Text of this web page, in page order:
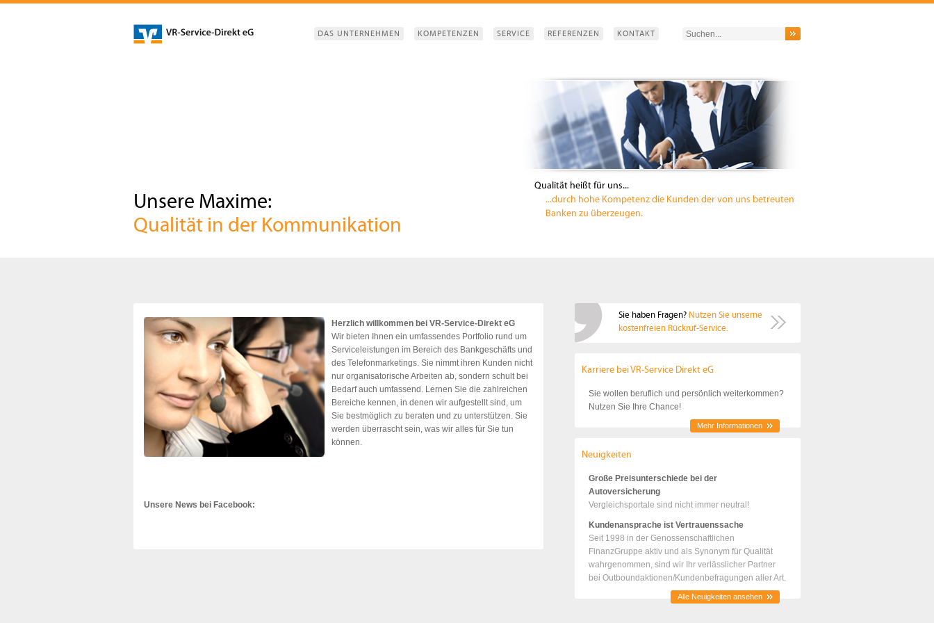
DAS UNTERNEHMEN KOMPETENZEN SERVICE REFERENZEN KONTAKT
Unsere Maxime:
Qualität in der Kommunikation
Herzlich willkommen bei VR-Service-Direkt eG
Wir bieten Ihnen ein umfassendes Portfolio rund um
Serviceleistungen im Bereich des Bankgeschäfts und
des Telefonmarketings. Sie nimmt ihren Kunden nicht
nur organisatorische Arbeiten ab, sondern schult bei
Bedarf auch umfassend. Lernen Sie die zahlreichen
Bereiche kennen, in denen wir aufgestellt sind, um
Sie bestmöglich zu beraten und zu unterstützen. Sie
werden überrascht sein, was wir alles für Sie tun
können.
Unsere News bei Facebook:
Sie haben Fragen? Nutzen Sie unserne
kostenfreien Rückruf-Service.
Karriere bei VR-Service Direkt eG
Sie wollen beruflich und persönlich weiterkommen?
Nutzen Sie Ihre Chance!
Mehr Informationen
Neuigkeiten
Große Preisunterschiede bei der
Autoversicherung
Vergleichsportale sind nicht immer neutral!
Kundenansprache ist Vertrauenssache
Seit 1998 in der Genossenschaftlichen
FinanzGruppe aktiv und als Synonym für Qualität
wahrgenommen, sind wir Ihr verlässlicher Partner
bei Outboundaktionen/Kundenbefragungen aller Art.
Alle Neuigkeiten ansehen